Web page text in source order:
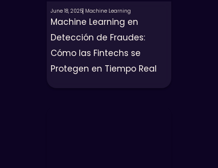
June 18, 2025 Machine Learning
Machine Learning en
Detección de Fraudes:
Cómo las Fintechs se
Protegen en Tiempo Real